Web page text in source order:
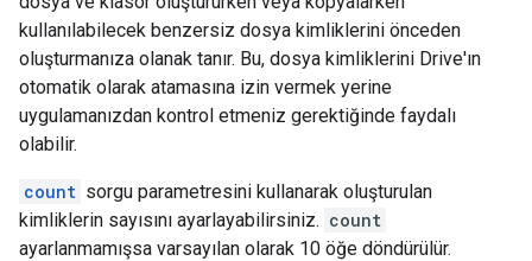
kullanılabilecek benzersiz dosya kimliklerini önceden
oluşturmanıza olanak tanır. Bu, dosya kimliklerini Drive'ın
otomatik olarak atamasına izin vermek yerine
uygulamanızdan kontrol etmeniz gerektiğinde faydalı
olabilir.
count sorgu parametresini kullanarak oluşturulan
kimliklerin sayısını ayarlayabilirsiniz. count
ayarlanmamışsa varsayılan olarak 10 öğe döndürülür.